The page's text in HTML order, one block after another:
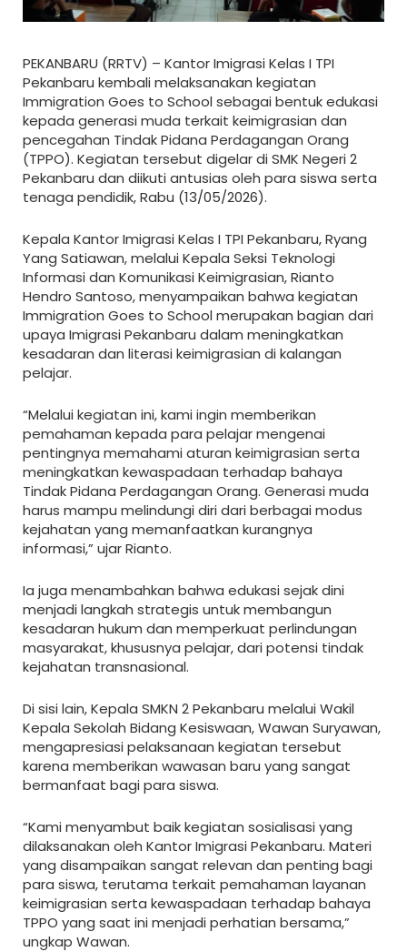
PEKANBARU (RRTV) – Kantor Imigrasi Kelas I TPI
Pekanbaru kembali melaksanakan kegiatan
Immigration Goes to School sebagai bentuk edukasi
kepada generasi muda terkait keimigrasian dan
pencegahan Tindak Pidana Perdagangan Orang
(TPPO). Kegiatan tersebut digelar di SMK Negeri 2
Pekanbaru dan diikuti antusias oleh para siswa serta
tenaga pendidik, Rabu (13/05/2026).
Kepala Kantor Imigrasi Kelas I TPI Pekanbaru, Ryang
Yang Satiawan, melalui Kepala Seksi Teknologi
Informasi dan Komunikasi Keimigrasian, Rianto
Hendro Santoso, menyampaikan bahwa kegiatan
Immigration Goes to School merupakan bagian dari
upaya Imigrasi Pekanbaru dalam meningkatkan
kesadaran dan literasi keimigrasian di kalangan
pelajar.
“Melalui kegiatan ini, kami ingin memberikan
pemahaman kepada para pelajar mengenai
pentingnya memahami aturan keimigrasian serta
meningkatkan kewaspadaan terhadap bahaya
Tindak Pidana Perdagangan Orang. Generasi muda
harus mampu melindungi diri dari berbagai modus
kejahatan yang memanfaatkan kurangnya
informasi,” ujar Rianto.
Ia juga menambahkan bahwa edukasi sejak dini
menjadi langkah strategis untuk membangun
kesadaran hukum dan memperkuat perlindungan
masyarakat, khususnya pelajar, dari potensi tindak
kejahatan transnasional.
Di sisi lain, Kepala SMKN 2 Pekanbaru melalui Wakil
Kepala Sekolah Bidang Kesiswaan, Wawan Suryawan,
mengapresiasi pelaksanaan kegiatan tersebut
karena memberikan wawasan baru yang sangat
bermanfaat bagi para siswa.
“Kami menyambut baik kegiatan sosialisasi yang
dilaksanakan oleh Kantor Imigrasi Pekanbaru. Materi
yang disampaikan sangat relevan dan penting bagi
para siswa, terutama terkait pemahaman layanan
keimigrasian serta kewaspadaan terhadap bahaya
TPPO yang saat ini menjadi perhatian bersama,”
ungkap Wawan.